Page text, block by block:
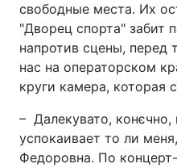
свободные места. Их
"Дворец спорта" забит
напротив сцены, перед
нас на операторском
круги камера, которая
– Далекувато, конєчно,
успокаивает то ли
Федоровна. По